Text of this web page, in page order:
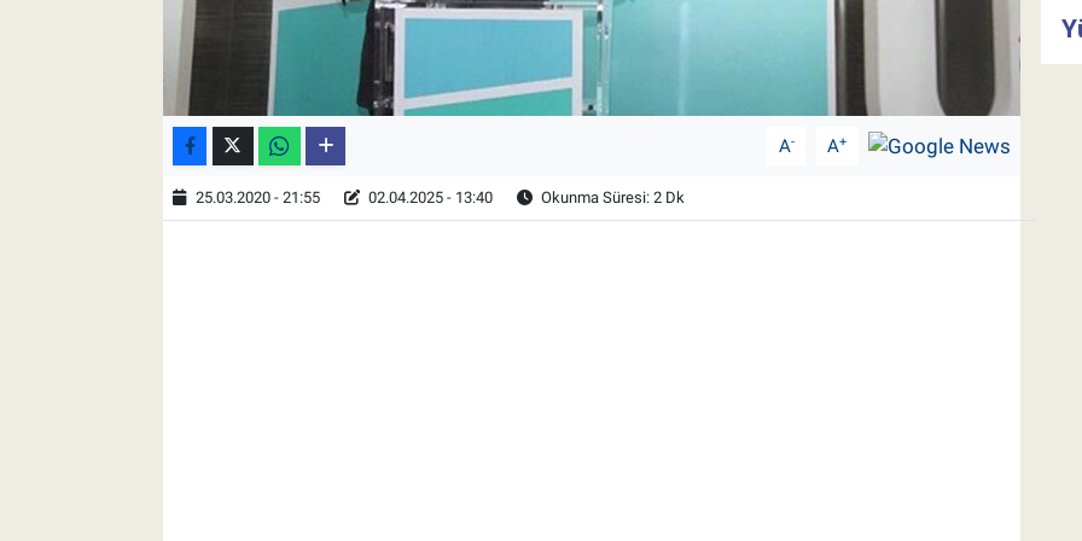
A- A+
25.03.2020 - 21:55 02.04.2025 - 13:40 Okunma Süresi: 2 Dk